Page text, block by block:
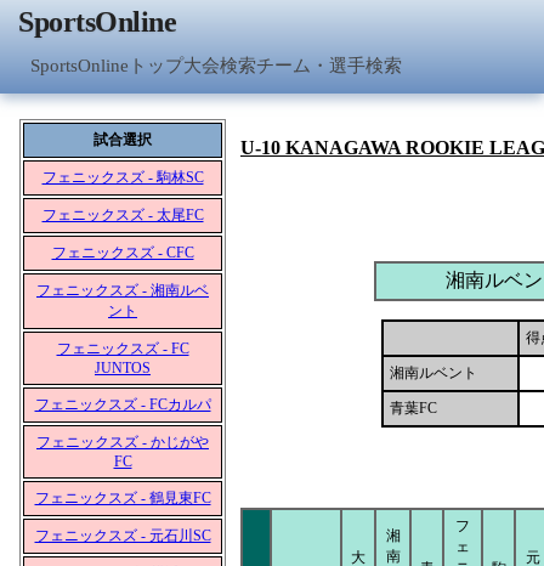
SportsOnline
SportsOnlineトップ大会検索チーム・選手検索
試合選択
フェニックスズ - 駒林SC
フェニックスズ - 太尾FC
フェニックスズ - CFC
フェニックスズ - 湘南ルベ
ント
フェニックスズ - FC
JUNTOS
フェニックスズ - FCカルパ
フェニックスズ - かじがや
FC
フェニックスズ - 鶴見東FC
フェニックスズ - 元石川SC
U-10 KANAGAWA ROOKIE
湘南ルベ
得
湘南ルベント
青葉FC
大
湘
南
フ
ェ
元